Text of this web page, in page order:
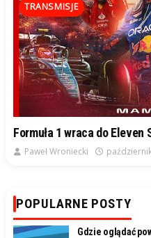
TRANSMISJE
Formuła 1 wraca do Eleven
Paweł Wroniecki
POPULARNE POSTY
Gdzie oglądać